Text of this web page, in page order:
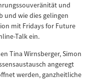
und
und wie dies gelingen
mit Fridays for Future
Talk ein.
Tina Wirnsberger, Simon
angeregt
werden, ganzheitliche